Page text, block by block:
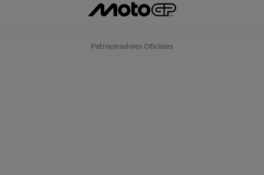
Patrocinadores Oficiales